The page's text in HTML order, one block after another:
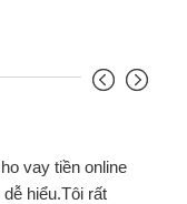
vay tiền online
hiểu.Tôi rất